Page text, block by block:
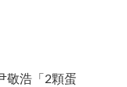
敬浩「2顆蛋